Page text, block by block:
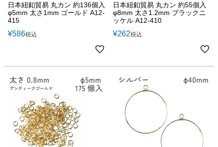
日本紐釦貿易 丸カン 約136個入
φ5mm 太さ1mm ゴールド A12-
415
¥586税込
日本紐釦貿易 丸カン 約55個入
φ8mm 太さ1.2mm ブラックニ
ッケル A12-410
¥262税込